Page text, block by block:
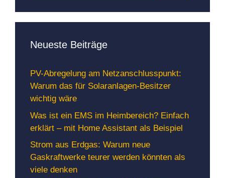
Neueste Beiträge
PV-Abregelung am Netzanschlusspunkt:
Warum das für Solaranlagen-Besitzer
wichtig wäre
Was ist ein EMS im Heimbereich? Einfach
erklärt – mit Home Assistant als Beispiel
Strom aus Erdgas: Warum neue
Gaskraftwerke teurer werden könnten als
viele denken